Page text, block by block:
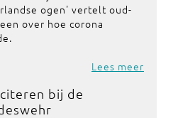
ogen' vertelt oud-
over hoe corona
Lees meer
bij de